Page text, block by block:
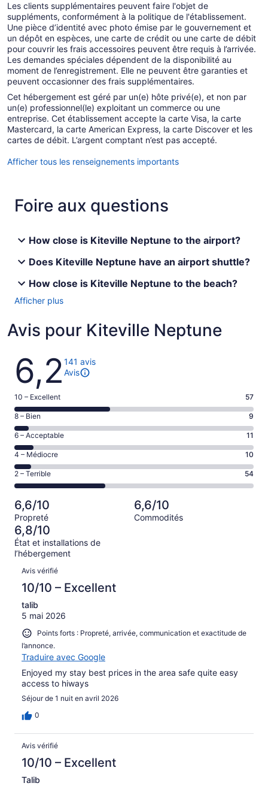
Les clients supplémentaires peuvent faire l'objet de
suppléments, conformément à la politique de l'établissement.
Une pièce d’identité avec photo émise par le gouvernement et
un dépôt en espèces, une carte de crédit ou une carte de débit
pour couvrir les frais accessoires peuvent être requis à l’arrivée.
Les demandes spéciales dépendent de la disponibilité au
moment de l’enregistrement. Elle ne peuvent être garanties et
peuvent occasionner des frais supplémentaires.
Cet hébergement est géré par un(e) hôte privé(e), et non par
un(e) professionnel(le) exploitant un commerce ou une
entreprise. Cet établissement accepte la carte Visa, la carte
Mastercard, la carte American Express, la carte Discover et les
cartes de débit. L’argent comptant n’est pas accepté.
Afficher tous les renseignements importants
Foire aux questions
How close is Kiteville Neptune to the airport?
Does Kiteville Neptune have an airport shuttle?
How close is Kiteville Neptune to the beach?
Afficher plus
Avis pour Kiteville Neptune
Avis
6,2 141 avis
Avis
Note
de 10
–
Excellent,
d’après
57 avis
sur 141.
10 – Excellent 57
Note
de 8
–
Bien,
d’après
9 avis
sur 141.
8 – Bien 9
Note
de 6
–
Acceptable,
d’après
sur 141.
6 – Acceptable 11
Note
de 4
–
Médiocre,
d’après
10 avis
sur 141.
4 – Médiocre 10
Note
de 2
–
Terrible,
d’après
54 avis
sur 141.
2 – Terrible 54
6,6/10
Propreté
6,6/10
Commodités
6,8/10
État et installations de
l’hébergement
Avis
Avis vérifié
10/10 – Excellent
talib
5 mai 2026
Points forts : Propreté, arrivée, communication et exactitude de
l’annonce.
Traduire avec Google
Enjoyed my stay best prices in the area safe quite easy
access to hiways
Séjour de 1 nuit en avril 2026
0
Avis vérifié
10/10 – Excellent
Talib